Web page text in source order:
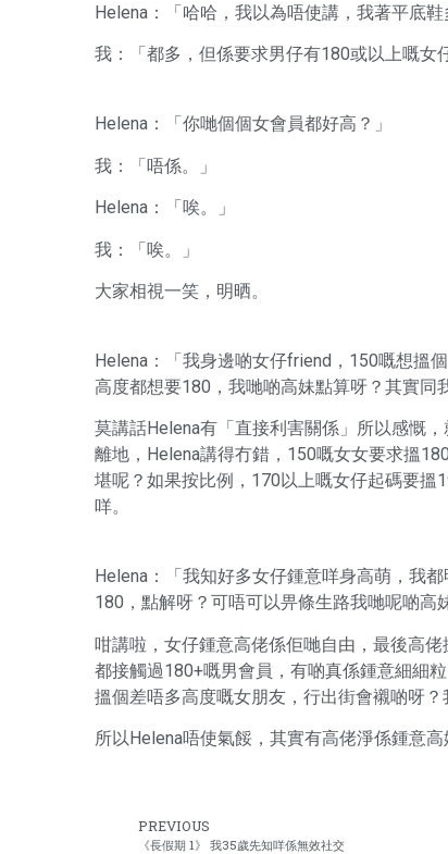
Helena：「哈哈，我以為唔使講，我著平底
我：「都多，但係要求男仔有180或以上嘅女
Helena：「你哋個個女會員都好高？」
我：「唔係。」
Helena：「唉。」
我：「唉。」
大家相視一笑，明晒。
Helena：「我身邊啲女仔friend，150嘅想搵
高度都想要180，我哋啲高妹點算呀？其實同
莫講話Helena有「直接利害關係」所以感慨
離地，Helena講得冇錯，150嘅女女要求搵
堪呢？如果按比例，170以上嘅女仔起碼要搵
咩。
Helena：「我知好多女仔鍾意咩身高萌，我
180，點解呀？可唔可以畀條生路我哋呢啲高
咁講啦，女仔鍾意高佬係佢哋自由，最後高
都接觸過180+嘅男會員，有啲真係鍾意細細
搵個差唔多高度嘅女朋友，行出街會襯啲呀？
所以Helena唔使氣餒，其實有高佬淨係鍾意
PREVIOUS
《長假期 1》 我35歲先知咩係無效社交